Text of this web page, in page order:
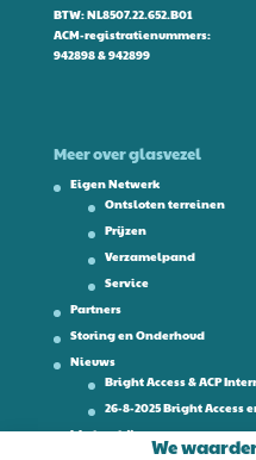
We
BTW: NL8507.22.652.B01
ACM-registratienummers:
942898 & 942899
Meer over glasvezel
Eigen Netwerk
Ontsloten terreinen
Prijzen
Verzamelpand
Service
Partners
Storing en Onderhoud
Nieuws
Bright Access & ACP
26-8-2025 Bright Access
Werken bij